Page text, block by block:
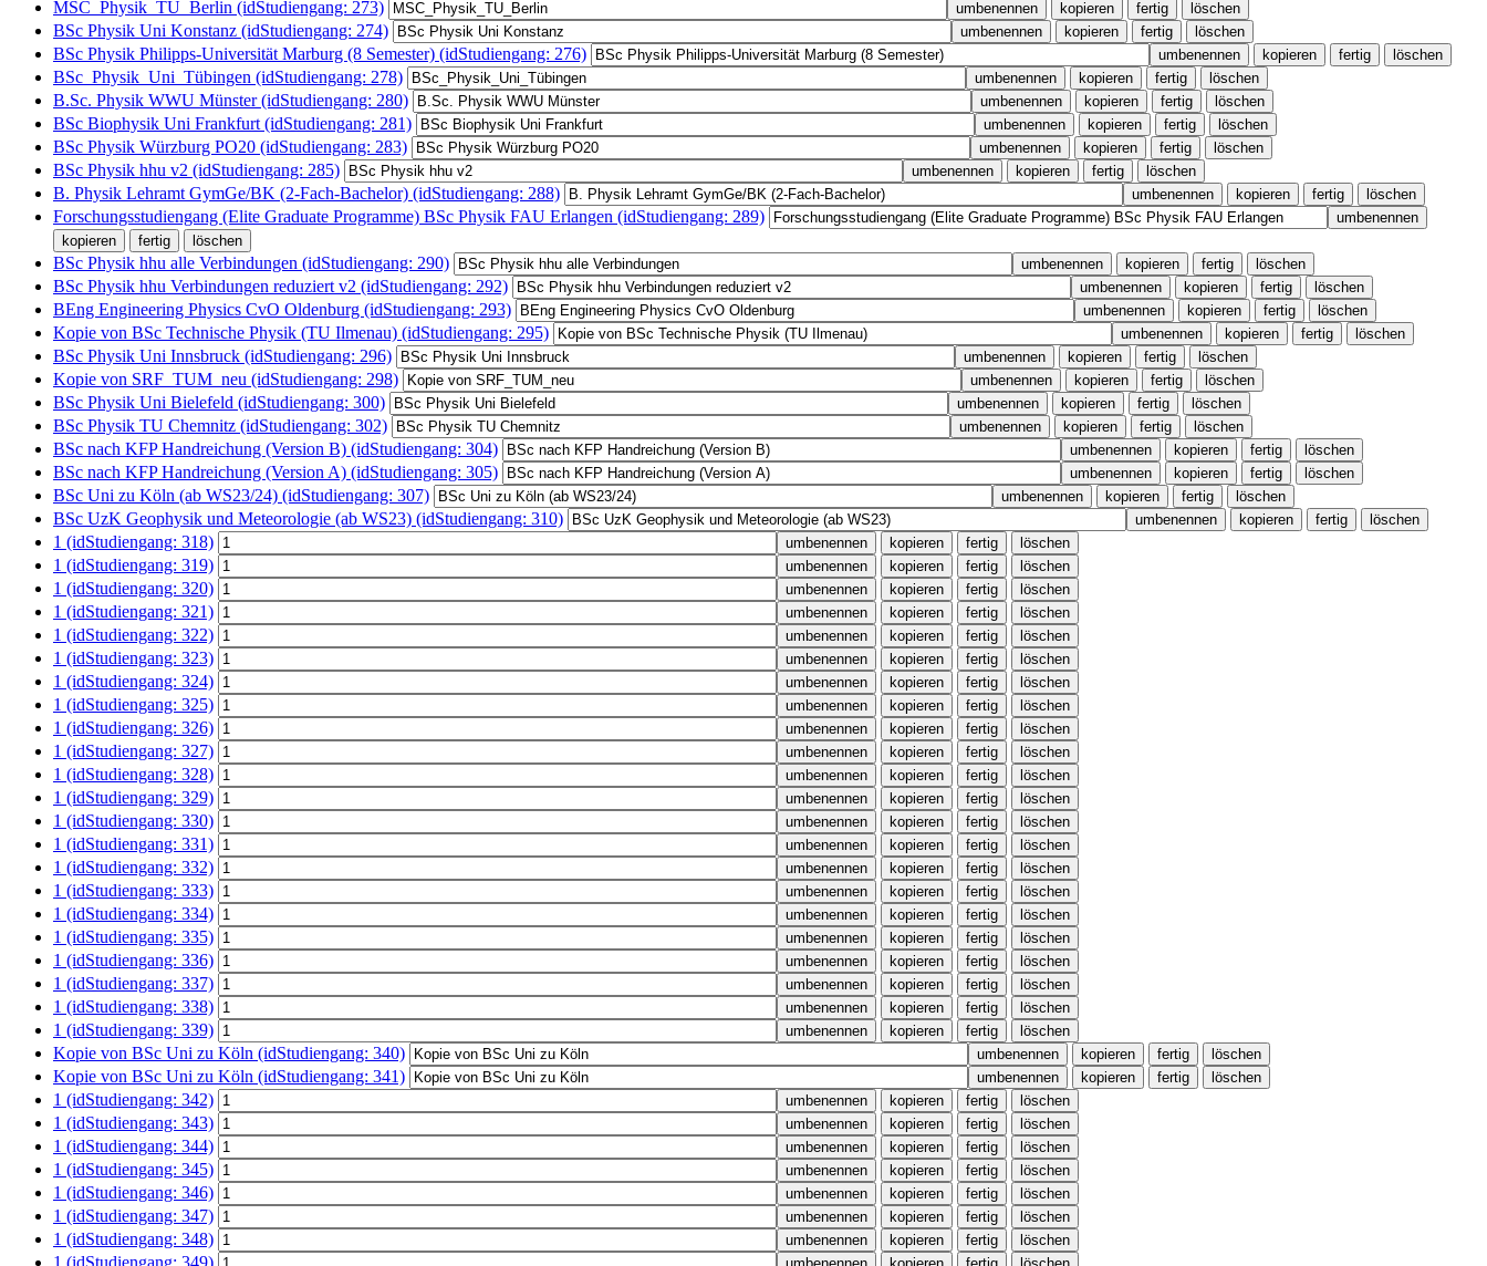
MSC_Physik_TU_Berlin (idStudiengang: 273)
BSc Physik Uni Konstanz (idStudiengang: 274)
BSc Physik Philipps-Universität Marburg (8 Semester) (idStudiengang: 276)
BSc_Physik_Uni_Tübingen (idStudiengang: 278)
B.Sc. Physik WWU Münster (idStudiengang: 280)
BSc Biophysik Uni Frankfurt (idStudiengang: 281)
BSc Physik Würzburg PO20 (idStudiengang: 283)
BSc Physik hhu v2 (idStudiengang: 285)
B. Physik Lehramt GymGe/BK (2-Fach-Bachelor) (idStudiengang: 288)
Forschungsstudiengang (Elite Graduate Programme) BSc Physik FAU Erlangen (idStudiengang: 289)
BSc Physik hhu alle Verbindungen (idStudiengang: 290)
BSc Physik hhu Verbindungen reduziert v2 (idStudiengang: 292)
BEng Engineering Physics CvO Oldenburg (idStudiengang: 293)
Kopie von BSc Technische Physik (TU Ilmenau) (idStudiengang: 295)
BSc Physik Uni Innsbruck (idStudiengang: 296)
Kopie von SRF_TUM_neu (idStudiengang: 298)
BSc Physik Uni Bielefeld (idStudiengang: 300)
BSc Physik TU Chemnitz (idStudiengang: 302)
BSc nach KFP Handreichung (Version B) (idStudiengang: 304)
BSc nach KFP Handreichung (Version A) (idStudiengang: 305)
BSc Uni zu Köln (ab WS23/24) (idStudiengang: 307)
BSc UzK Geophysik und Meteorologie (ab WS23) (idStudiengang: 310)
1 (idStudiengang: 318)
1 (idStudiengang: 319)
1 (idStudiengang: 320)
1 (idStudiengang: 321)
1 (idStudiengang: 322)
1 (idStudiengang: 323)
1 (idStudiengang: 324)
1 (idStudiengang: 325)
1 (idStudiengang: 326)
1 (idStudiengang: 327)
1 (idStudiengang: 328)
1 (idStudiengang: 329)
1 (idStudiengang: 330)
1 (idStudiengang: 331)
1 (idStudiengang: 332)
1 (idStudiengang: 333)
1 (idStudiengang: 334)
1 (idStudiengang: 335)
1 (idStudiengang: 336)
1 (idStudiengang: 337)
1 (idStudiengang: 338)
1 (idStudiengang: 339)
Kopie von BSc Uni zu Köln (idStudiengang: 340)
Kopie von BSc Uni zu Köln (idStudiengang: 341)
1 (idStudiengang: 342)
1 (idStudiengang: 343)
1 (idStudiengang: 344)
1 (idStudiengang: 345)
1 (idStudiengang: 346)
1 (idStudiengang: 347)
1 (idStudiengang: 348)
1 (idStudiengang: 349)